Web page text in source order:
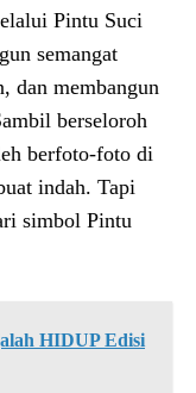
Pintu Suci
semangat
dan membangun
berseloroh
berfoto-foto di
indah. Tapi
simbol Pintu
HIDUP Edisi